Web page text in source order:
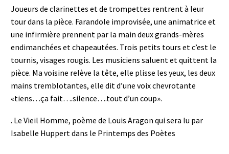
Joueurs de clarinettes et de trompettes rentrent à leur
tour dans la pièce. Farandole improvisée, une animatrice et
une infirmière prennent par la main deux grands-mères
endimanchées et chapeautées. Trois petits tours et c’est le
tournis, visages rougis. Les musiciens saluent et quittent la
pièce. Ma voisine relève la tête, elle plisse les yeux, les deux
mains tremblotantes, elle dit d’une voix chevrotante
«tiens…ça fait….silence….tout d’un coup».
. Le Vieil Homme, poème de Louis Aragon qui sera lu par
Isabelle Huppert dans le Printemps des Poètes